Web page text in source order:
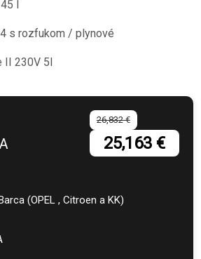
l
s rozfukom / plynové
II 230V 5l
26,832 €
25,163 €
(OPEL , Citroen a KK)